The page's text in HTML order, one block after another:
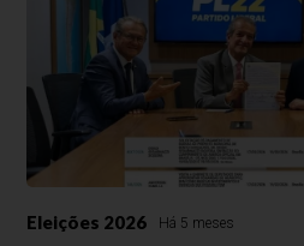
Eleições 2026 Há 5 meses